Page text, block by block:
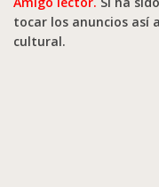
tocar los anuncios así
cultural.